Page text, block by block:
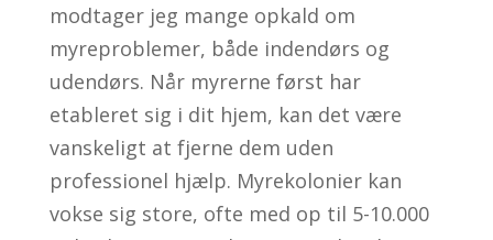
modtager jeg mange opkald om
myreproblemer, både indendørs og
udendørs. Når myrerne først har
etableret sig i dit hjem, kan det være
vanskeligt at fjerne dem uden
professionel hjælp. Myrekolonier kan
vokse sig store, ofte med op til 5-10.000